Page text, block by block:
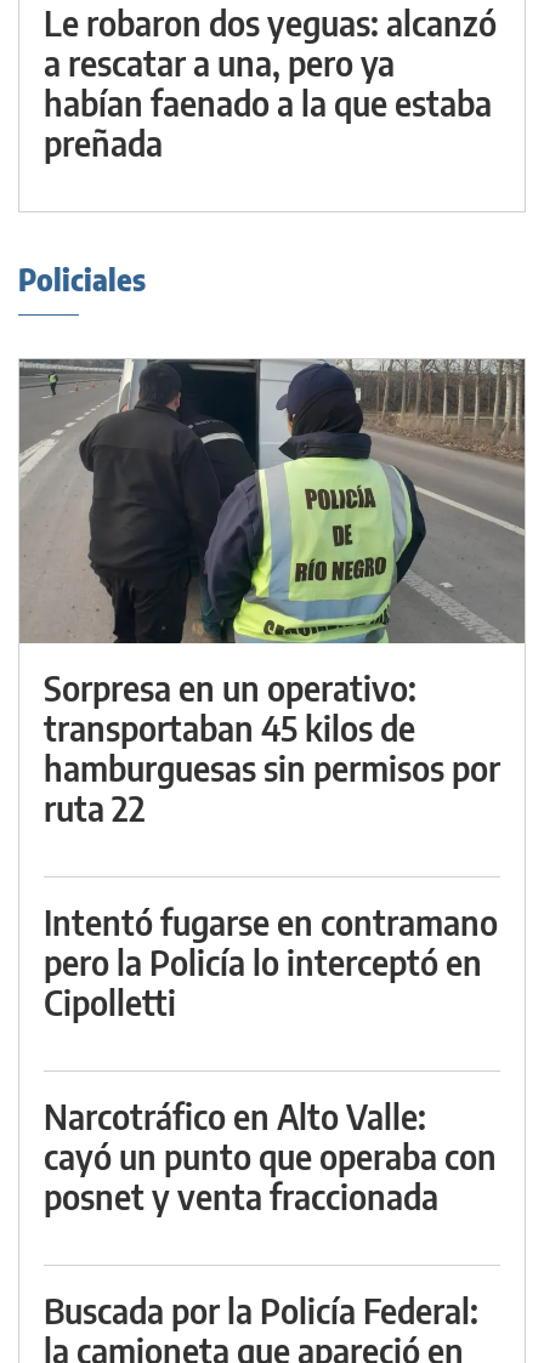
Le robaron dos yeguas: alcanzó
a rescatar a una, pero ya
habían faenado a la que estaba
preñada
Policiales
Sorpresa en un operativo:
transportaban 45 kilos de
hamburguesas sin permisos por
ruta 22
Intentó fugarse en contramano
pero la Policía lo interceptó en
Cipolletti
Narcotráfico en Alto Valle:
cayó un punto que operaba con
posnet y venta fraccionada
Buscada por la Policía Federal:
la camioneta que apareció en